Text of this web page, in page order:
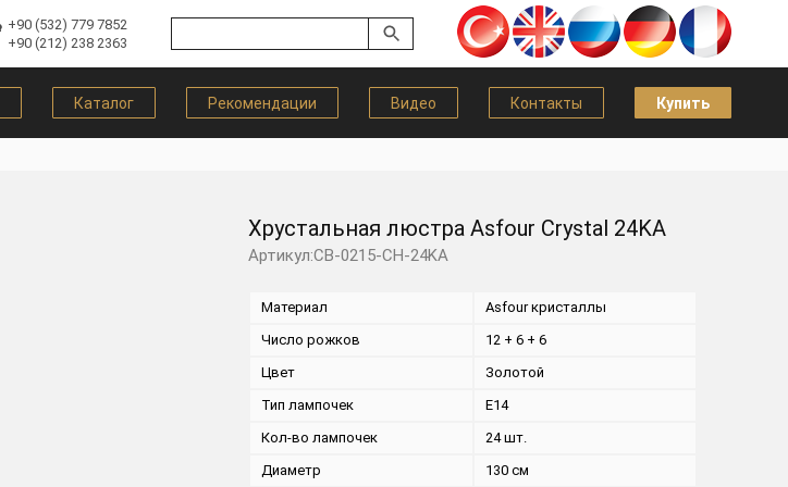
+90 (532) 779 7852
+90 (212) 238 2363
Каталог Рекомендации Видео Контакты Купить
Хрустальная люстра Asfour Crystal 24KA
Артикул:CB-0215-CH-24KA
Материал
Asfour кристаллы
Число рожков
12 + 6 + 6
Цвет
Золотой
Тип лампочек
E14
Кол-во лампочек
24 шт.
Диаметр
130 см